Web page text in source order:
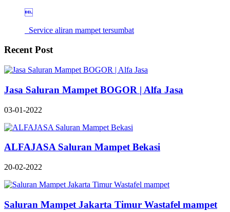

Service aliran mampet tersumbat
Recent Post
Jasa Saluran Mampet BOGOR | Alfa Jasa
03-01-2022
ALFAJASA Saluran Mampet Bekasi
20-02-2022
Saluran Mampet Jakarta Timur Wastafel mampet